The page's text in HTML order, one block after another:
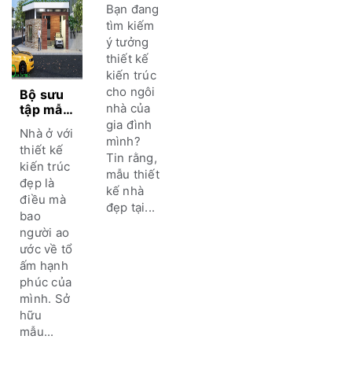
Bộ sưu
tập mẫu
nhà hiện
đại đẹp
2023
đến từ
Kiến
Trúc O2
Nhà ở với
thiết kế
kiến trúc
đẹp là
điều mà
bao
người ao
ước về tổ
ấm hạnh
phúc của
mình. Sở
hữu
mẫu...
nhà đẹp
tại Hà
Tĩnh
bạn
nhất
định
phải
chiêm
ngưỡng
Bạn đang
tìm kiếm
ý tưởng
thiết kế
kiến trúc
cho ngôi
nhà của
gia đình
mình?
Tin rằng,
mẫu thiết
kế nhà
đẹp tại...